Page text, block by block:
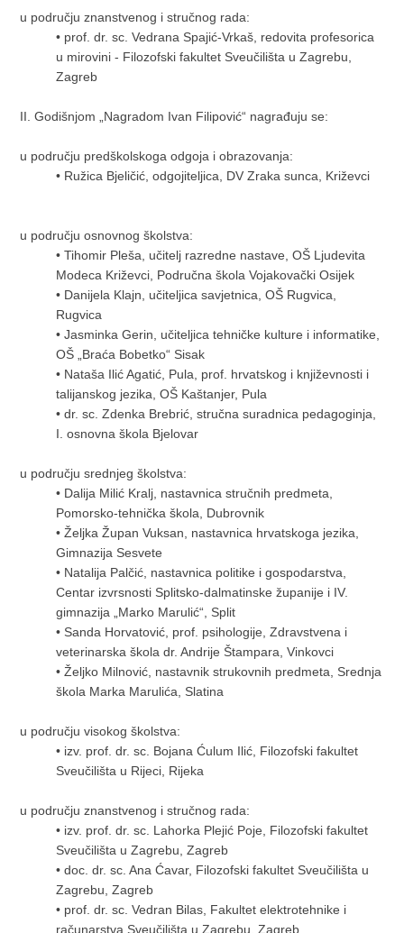
u području znanstvenog i stručnog rada:
• prof. dr. sc. Vedrana Spajić-Vrkaš, redovita profesorica
u mirovini - Filozofski fakultet Sveučilišta u Zagrebu,
Zagreb
II. Godišnjom „Nagradom Ivan Filipović“ nagrađuju se:
u području predškolskoga odgoja i obrazovanja:
• Ružica Bjeličić, odgojiteljica, DV Zraka sunca, Križevci
u području osnovnog školstva:
• Tihomir Pleša, učitelj razredne nastave, OŠ Ljudevita
Modeca Križevci, Područna škola Vojakovački Osijek
• Danijela Klajn, učiteljica savjetnica, OŠ Rugvica,
Rugvica
• Jasminka Gerin, učiteljica tehničke kulture i informatike,
OŠ „Braća Bobetko“ Sisak
• Nataša Ilić Agatić, Pula, prof. hrvatskog i književnosti i
talijanskog jezika, OŠ Kaštanjer, Pula
• dr. sc. Zdenka Brebrić, stručna suradnica pedagoginja,
I. osnovna škola Bjelovar
u području srednjeg školstva:
• Dalija Milić Kralj, nastavnica stručnih predmeta,
Pomorsko-tehnička škola, Dubrovnik
• Željka Župan Vuksan, nastavnica hrvatskoga jezika,
Gimnazija Sesvete
• Natalija Palčić, nastavnica politike i gospodarstva,
Centar izvrsnosti Splitsko-dalmatinske županije i IV.
gimnazija „Marko Marulić“, Split
• Sanda Horvatović, prof. psihologije, Zdravstvena i
veterinarska škola dr. Andrije Štampara, Vinkovci
• Željko Milnović, nastavnik strukovnih predmeta, Srednja
škola Marka Marulića, Slatina
u području visokog školstva:
• izv. prof. dr. sc. Bojana Ćulum Ilić, Filozofski fakultet
Sveučilišta u Rijeci, Rijeka
u području znanstvenog i stručnog rada:
• izv. prof. dr. sc. Lahorka Plejić Poje, Filozofski fakultet
Sveučilišta u Zagrebu, Zagreb
• doc. dr. sc. Ana Ćavar, Filozofski fakultet Sveučilišta u
Zagrebu, Zagreb
• prof. dr. sc. Vedran Bilas, Fakultet elektrotehnike i
računarstva Sveučilišta u Zagrebu, Zagreb